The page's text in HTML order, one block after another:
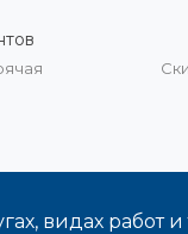
видах работ